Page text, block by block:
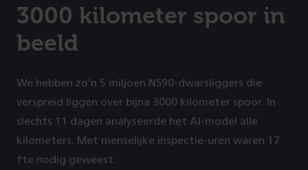
3000 kilometer spoor in
beeld
We hebben zo’n 5 miljoen NS90-dwarsliggers die
verspreid liggen over bijna 3000 kilometer spoor. In
slechts 11 dagen analyseerde het AI-model alle
kilometers. Met menselijke inspectie-uren waren 17
fte nodig geweest.